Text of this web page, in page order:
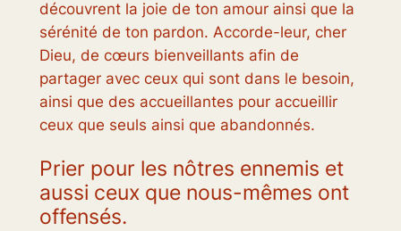
découvrent la joie de ton amour ainsi que la
sérénité de ton pardon. Accorde-leur, cher
Dieu, de cœurs bienveillants afin de
partager avec ceux qui sont dans le besoin,
ainsi que des accueillantes pour accueillir
ceux que seuls ainsi que abandonnés.
Prier pour les nôtres ennemis et
aussi ceux que nous-mêmes ont
offensés.